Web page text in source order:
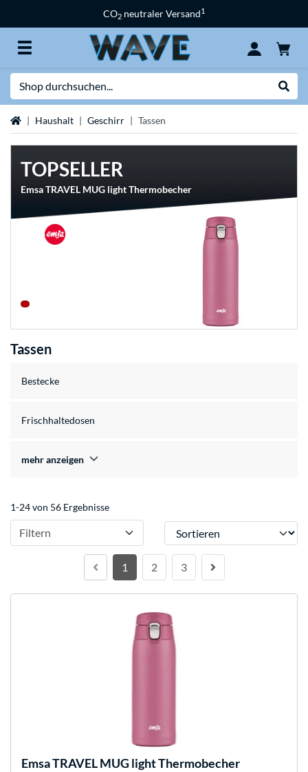
CO2 neutraler Versand1
StartseiteHaushalt Geschirr Tassen
TOPSELLER
Emsa TRAVEL MUG light Thermobecher
Tassen
Bestecke
Frischhaltedosen
mehr anzeigen
1-24 von 56 Ergebnisse
Filtern Sortieren
1 2 3
EmsaTRAVEL MUG light Thermobecher